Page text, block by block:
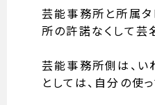
芸能事務所と所属タ
所の許諾なくして芸
芸能事務所側は、い
としては、自分の使